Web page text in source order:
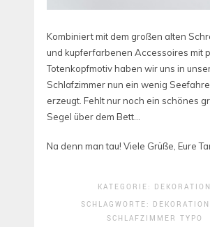
Kombiniert mit dem großen alten
und kupferfarbenen Accessoires mit
Totenkopfmotiv haben wir uns in
Schlafzimmer nun ein wenig
erzeugt. Fehlt nur noch ein schönes
Segel über dem Bett…
Na denn man tau! Viele Grüße, Eure
KATEGORIE: DEKORATION
SCHLAGWORTE: DEKORATION
SCHLAFZIMMER TYPO